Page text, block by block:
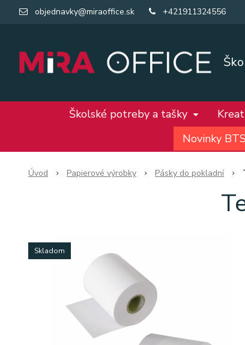
objednavky@miraoffice.sk +421911324556
Školské potreby a tašky
Novinky
Úvod Papierové výrobky Pásky do pokladní
Skladom